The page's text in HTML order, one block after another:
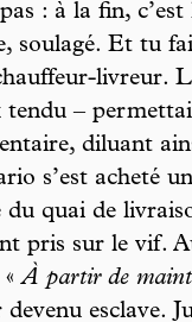
: à la fin,
soulagé. Et tu
livreur.
–
diluant
s’est acheté
du quai de
pris sur le vif.
«À partir de
esclave.